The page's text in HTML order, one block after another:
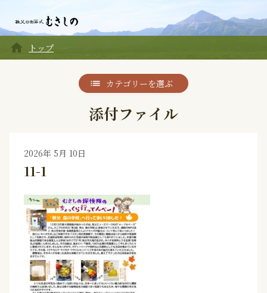
home トップ
カテゴリーを選ぶ
添付ファイル
2026年 5月 10日
11-1